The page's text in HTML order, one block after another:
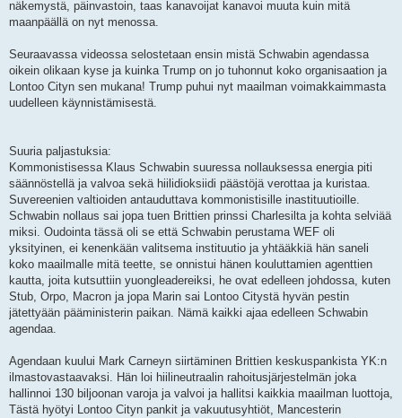
näkemystä, päinvastoin, taas kanavoijat kanavoi muuta kuin mitä
maanpäällä on nyt menossa.
Seuraavassa videossa selostetaan ensin mistä Schwabin agendassa
oikein olikaan kyse ja kuinka Trump on jo tuhonnut koko organisaation ja
Lontoo Cityn sen mukana! Trump puhui nyt maailman voimakkaimmasta
uudelleen käynnistämisestä.
Suuria paljastuksia:
Kommonistisessa Klaus Schwabin suuressa nollauksessa energia piti
säännöstellä ja valvoa sekä hiilidioksiidi päästöjä verottaa ja kuristaa.
Suvereenien valtioiden antauduttava kommonistisille inastituutioille.
Schwabin nollaus sai jopa tuen Brittien prinssi Charlesilta ja kohta selviää
miksi. Oudointa tässä oli se että Schwabin perustama WEF oli
yksityinen, ei kenenkään valitsema instituutio ja yhtääkkiä hän saneli
koko maailmalle mitä teette, se onnistui hänen kouluttamien agenttien
kautta, joita kutsuttiin yuongleadereiksi, he ovat edelleen johdossa, kuten
Stub, Orpo, Macron ja jopa Marin sai Lontoo Citystä hyvän pestin
jätettyään pääministerin paikan. Nämä kaikki ajaa edelleen Schwabin
agendaa.
Agendaan kuului Mark Carneyn siirtäminen Brittien keskuspankista YK:n
ilmastovastaavaksi. Hän loi hiilineutraalin rahoitusjärjestelmän joka
hallinnoi 130 biljoonan varoja ja valvoi ja hallitsi kaikkia maailman luottoja,
Tästä hyötyi Lontoo Cityn pankit ja vakuutusyhtiöt, Mancesterin